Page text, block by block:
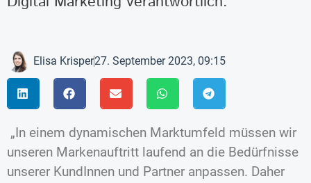
Elisa Krisper27. September 2023, 09:15
„In einem dynamischen Marktumfeld müssen wir
unseren Markenauftritt laufend an die Bedürfnisse
unserer KundInnen und Partner anpassen. Daher